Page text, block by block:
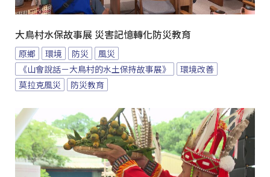
大鳥村水保故事展 災害記憶轉化防災教育
原鄉 環境 防災
風災
《山會說話－大鳥村的水土保持故事展》
環境改善
莫拉克風災
防災教育